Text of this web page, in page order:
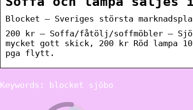
Blocket – Sveriges största
200 kr – Soffa/fåtölj/soffmöbler –
mycket gott skick, 200 kr Röd lampa
pga flytt.
Keywords: blocket sjöbo